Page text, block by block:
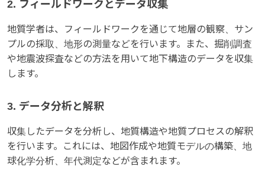
2. フィールドワークとデータ収集
地質学者は、フィールドワークを通じて地層の観察、サン
プルの採取、地形の測量などを行います。また、掘削調査
や地震波探査などの方法を用いて地下構造のデータを収集
します。
3. データ分析と解釈
収集したデータを分析し、地質構造や地質プロセスの解釈
を行います。これには、地図作成や地質モデルの構築、地
球化学分析、年代測定などが含まれます。